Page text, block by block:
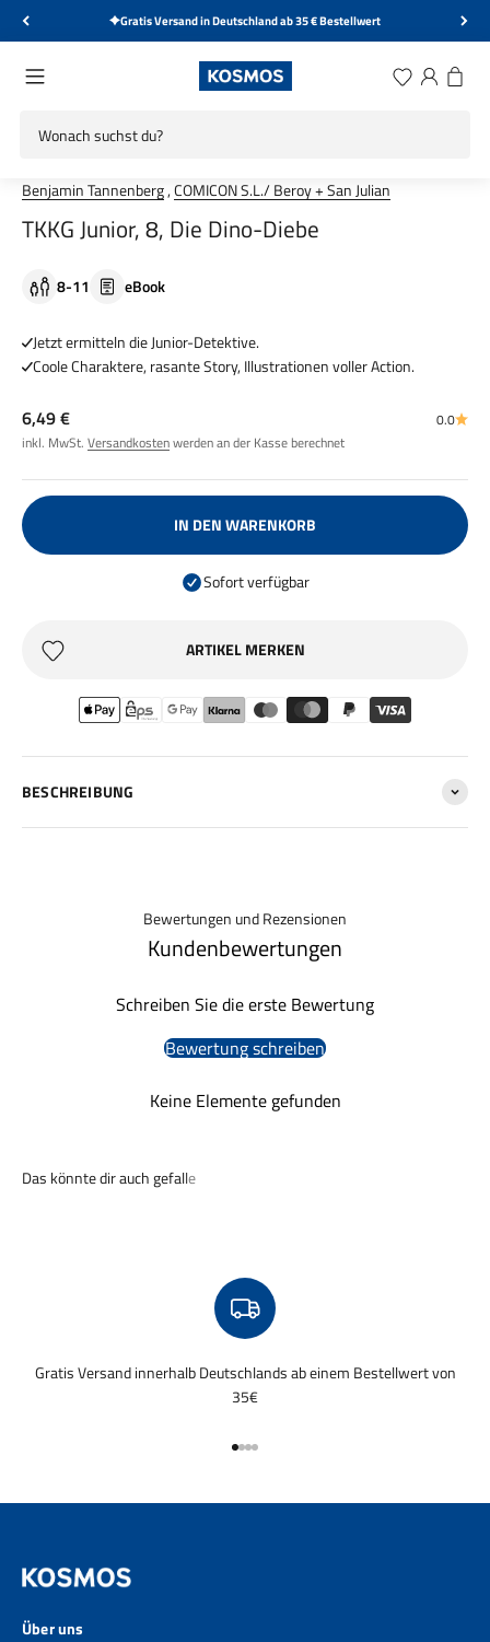
Zum Inhalt springenGratis Versand in Deutschland ab 35 € Bestellwert
Menü KOSMOS Verlag Wunschliste
Anmelden
Benjamin Tannenberg,COMICON S.L./ Beroy + San Julian
TKKG Junior, 8, Die Dino-Diebe
8-11 eBook
Jetzt ermitteln die Junior-Detektive.
Coole Charaktere, rasante Story, Illustrationen voller Action.
Angebot
6,49 €
inkl. MwSt. Versandkostenwerden an der Kasse berechnet
0.0
IN DEN WARENKORB
Sofort verfügbar
ARTIKEL MERKEN
BESCHREIBUNG
Bewertungen und Rezensionen
Kundenbewertungen
Schreiben Sie die erste Bewertung
Bewertung schreiben
Keine Elemente gefunden
Gratis Versand innerhalb Deutschlands ab einem Bestellwert von
35€
Gehe zu Element 1
Gehe zu Element 2
Gehe zu Element 3
Gehe zu Element 4
Über uns